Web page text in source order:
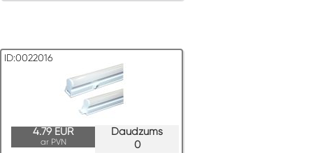
ID:0022016
Daudzums
0
4.79 EUR
ar PVN